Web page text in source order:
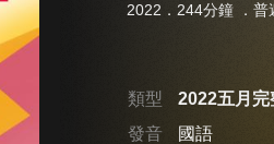
2022．244分鐘 ． 普
類型
2022五月完
發音
國語